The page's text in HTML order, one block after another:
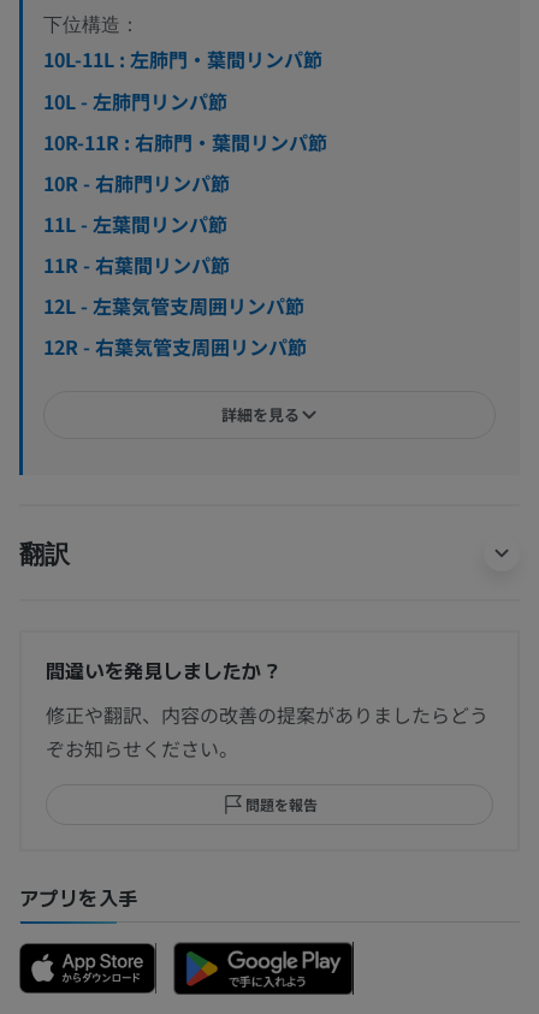
下位構造：
10L-11L : 左肺門・葉間リンパ節
10L - 左肺門リンパ節
10R-11R : 右肺門・葉間リンパ節
10R - 右肺門リンパ節
11L - 左葉間リンパ節
11R - 右葉間リンパ節
12L - 左葉気管支周囲リンパ節
12R - 右葉気管支周囲リンパ節
詳細を見る
翻訳
間違いを発見しましたか？
修正や翻訳、内容の改善の提案がありましたらどう
ぞお知らせください。
問題を報告
アプリを入手